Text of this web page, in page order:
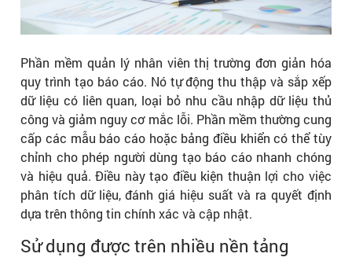
Phần mềm quản lý nhân viên thị trường đơn giản hóa
quy trình tạo báo cáo. Nó tự động thu thập và sắp xếp
dữ liệu có liên quan, loại bỏ nhu cầu nhập dữ liệu thủ
công và giảm nguy cơ mắc lỗi. Phần mềm thường cung
cấp các mẫu báo cáo hoặc bảng điều khiển có thể tùy
chỉnh cho phép người dùng tạo báo cáo nhanh chóng
và hiệu quả. Điều này tạo điều kiện thuận lợi cho việc
phân tích dữ liệu, đánh giá hiệu suất và ra quyết định
dựa trên thông tin chính xác và cập nhật.
Sử dụng được trên nhiều nền tảng